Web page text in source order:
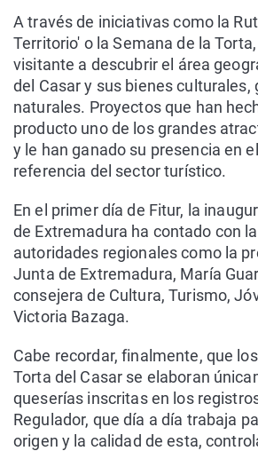
A través de iniciativas como la
Territorio' o la Semana de la Torta,
visitante a descubrir el área
del Casar y sus bienes
naturales. Proyectos que han
producto uno de los grandes
y le han ganado su presencia en
referencia del sector turístico.
En el primer día de Fitur, la
de Extremadura ha contado con
autoridades regionales como la
Junta de Extremadura, María
consejera de Cultura, Turismo,
Victoria Bazaga.
Cabe recordar, finalmente, que los
Torta del Casar se elaboran
queserías inscritas en los
Regulador, que día a día trabaja
origen y la calidad de esta,